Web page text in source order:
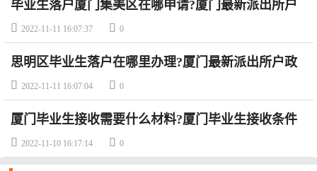
毕业生落户厦门集美区在哪申请?厦门最新派出所户
政处咨询电话大全
 2022-11-11 16:07:37  0
思明区毕业生落户在哪里办理?厦门最新派出所户政
处咨询电话大全(居住证+户口+身份证)
 2022-11-11 16:07:04  0
厦门毕业生接收需要什么材料?厦门毕业生接收条件
是什么
 2022-11-10 16:17:14  0